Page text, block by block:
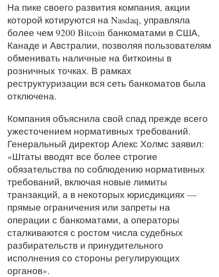
На пике своего развития компания, акции
которой котируются на Nasdaq, управляла
более чем 9200 Bitcoin банкоматами в США,
Канаде и Австралии, позволяя пользователям
обменивать наличные на биткоины в
розничных точках. В рамках
реструктуризации вся сеть банкоматов была
отключена.
Компания объяснила свой спад прежде всего
ужесточением нормативных требований.
Генеральный директор Алекс Холмс заявил:
«Штаты вводят все более строгие
обязательства по соблюдению нормативных
требований, включая новые лимиты
транзакций, а в некоторых юрисдикциях —
прямые ограничения или запреты на
операции с банкоматами, а операторы
сталкиваются с ростом числа судебных
разбирательств и принудительного
исполнения со стороны регулирующих
органов».